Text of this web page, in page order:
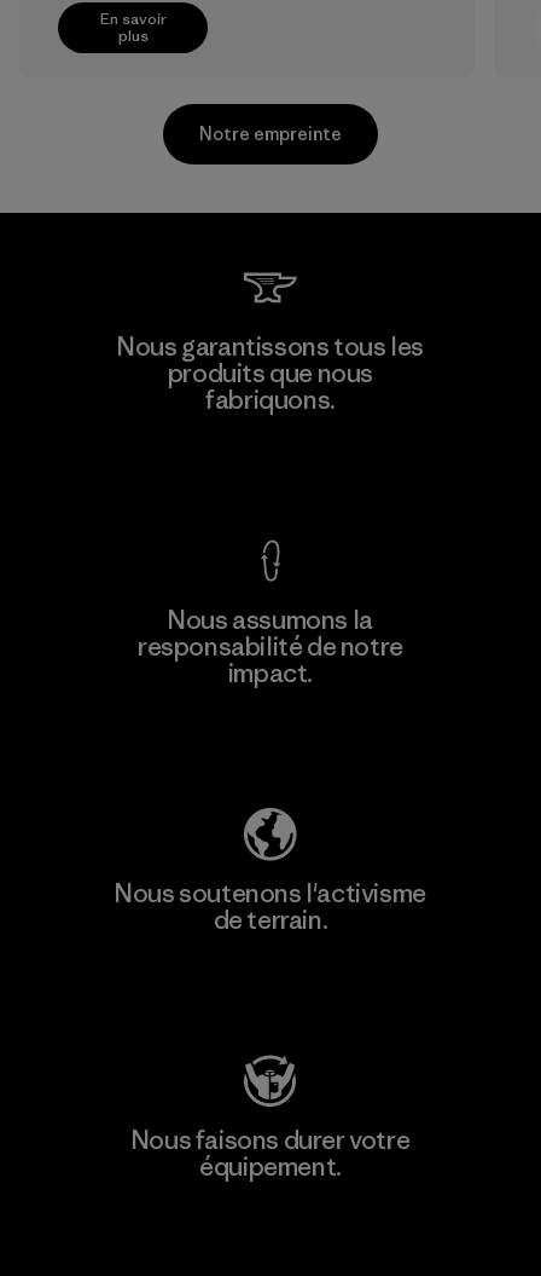
En savoir
plus
plus
Kanaan Bao Loc Co., Ltd.
Notre empreinte
Nous garantissons tous les
produits que nous
fabriquons.
Nous assumons la
responsabilité de notre
impact.
Nous soutenons l'activisme
de terrain.
Nous faisons durer votre
équipement.